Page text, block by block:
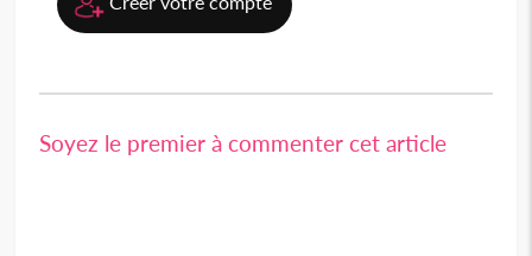
Soyez le premier à commenter cet article